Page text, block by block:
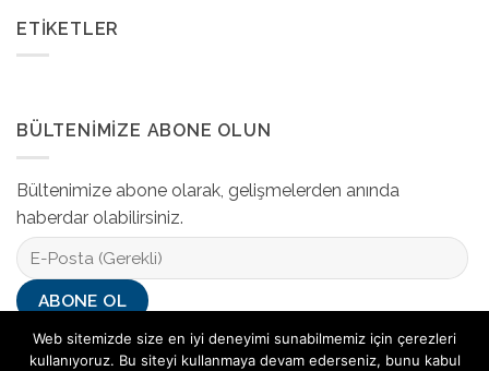
ETIKETLER
BÜLTENIMIZE ABONE OLUN
Bültenimize abone olarak, gelişmelerden anında
haberdar olabilirsiniz.
Web sitemizde size en iyi deneyimi sunabilmemiz için çerezleri
kullanıyoruz. Bu siteyi kullanmaya devam ederseniz, bunu kabul